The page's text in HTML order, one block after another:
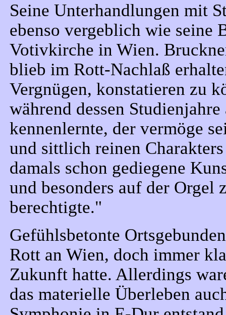
Seine Unterhandlungen mit
ebenso vergeblich wie seine
Votivkirche in Wien.
blieb im Rott-Nachlaß
Vergnügen, konstatieren zu
während dessen
kennenlernte, der vermöge
und sittlich reinen
damals schon gediegene
und besonders auf der Orgel
berechtigte."
Gefühlsbetonte
Rott an Wien, doch immer
Zukunft hatte. Allerdings
das materielle Überleben